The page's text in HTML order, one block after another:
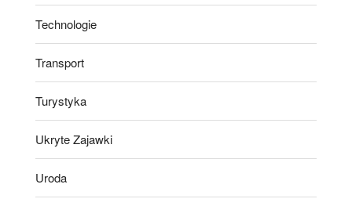
Technologie
Transport
Turystyka
Ukryte Zajawki
Uroda